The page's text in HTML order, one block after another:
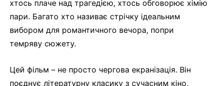
хтось плаче над трагедією, хтось обговорює хімію
пари. Багато хто називає стрічку ідеальним
вибором для романтичного вечора, попри
темряву сюжету.
Цей фільм – не просто чергова екранізація. Він
поєднує літературну класику з сучасним кіно,